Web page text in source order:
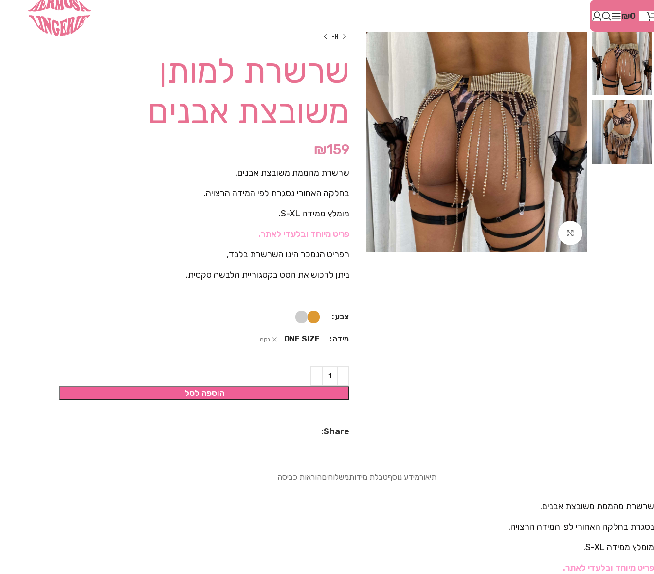
זֶה
מַעֲרֶכֶת
"המרכז
הישראלי
לְהַנְגָּשָׁת
אָתָרִים".
הַמְּסַיַּעַת
לִנְגִישׁוּת
הָאֲתָר.
לִפְתִיחַת
תַּפְרִיט
הֵנְּגִישׁוּת
לְחַץ
ALT+0
₪0
Click to enlarge
שרשרת למותן
משובצת אבנים
₪159
שרשרת מהממת משובצת אבנים.
בחלקה האחורי נסגרת לפי המידה הרצויה.
מומלץ ממידה S-XL.
פריט מיוחד ובלעדי לאתר.
הפריט הנמכר הינו השרשרת בלבד,
ניתן לרכוש את הסט בקטגוריית הלבשה סקסית.
צבע
מידה ONE SIZE נקה
הוספה לסל
Share:
תיאורמידע נוסףטבלת מידותמשלוחיםהוראות כביסה
שרשרת מהממת משובצת אבנים.
נסגרת בחלקה האחורי לפי המידה הרצויה.
מומלץ ממידה S-XL.
פריט מיוחד ובלעדי לאתר.